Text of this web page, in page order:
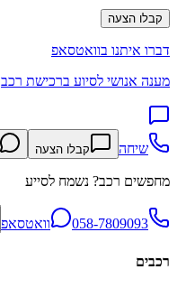
קבלו הצעה
דברו איתנו בוואטסאפ
מענה אנושי לסיוע ברכישת רכב
שיחה קבלו הצעה
מחפשים רכב? נשמח לסייע
058-7809093 וואטסאפ
רכבים